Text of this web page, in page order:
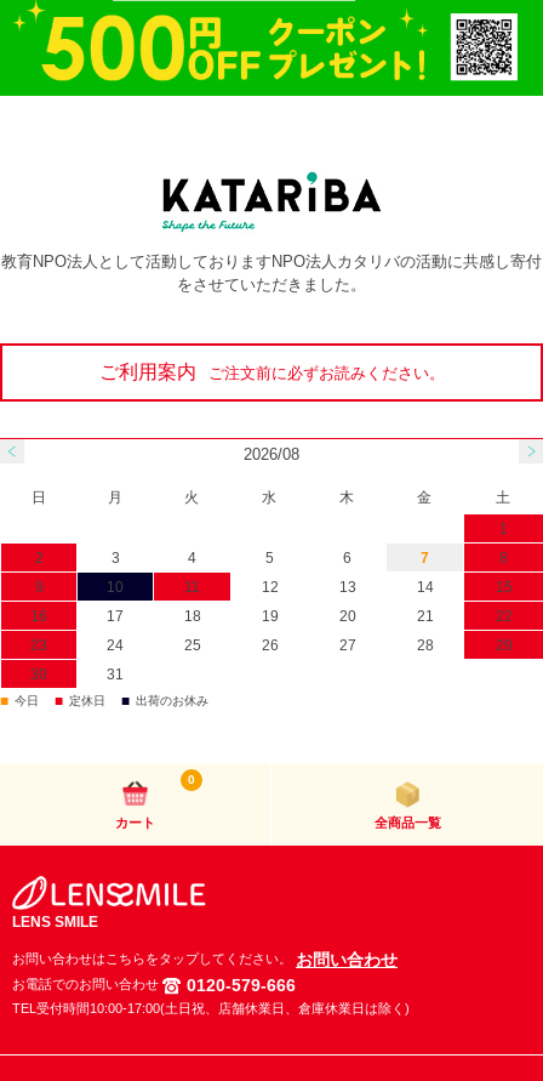
教育NPO法人として活動しておりますNPO法人カタリバの活動に共感し寄付
をさせていただきました。
ご利用案内 ご注文前に必ずお読みください。
2026/08
日 月 火 水 木 金
土
1
2
3 4 5 6 7
8
9
10 11 12 13 14
15
16
17 18 19 20 21
22
23
24 25 26 27 28
29
30
31
■ 今日 ■ 定休日 ■ 出荷のお休み
カート
0
全商品一覧
LENS SMILE
お問い合わせはこちらをタップしてください。 お問い合わせ
お電話でのお問い合わせ 0120-579-666
TEL受付時間10:00-17:00(土日祝、店舗休業日、倉庫休業日は除く)